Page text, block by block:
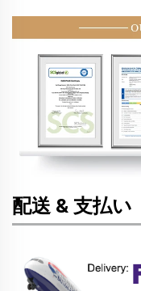
配送 & 支払い